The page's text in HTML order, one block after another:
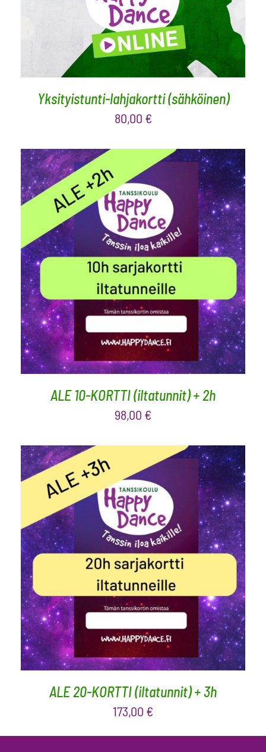
Yksityistunti-lahjakortti (sähköinen)
80,00 €
LISÄÄ OSTOSKORIIN / LISÄTIEDOT
ALE 10-KORTTI (iltatunnit) + 2h
98,00 €
LISÄÄ OSTOSKORIIN / LISÄTIEDOT
ALE 20-KORTTI (iltatunnit) + 3h
173,00 €